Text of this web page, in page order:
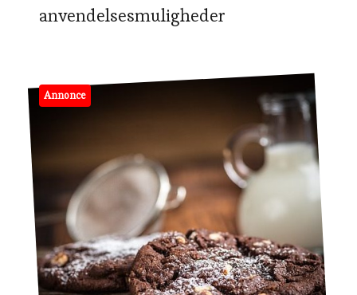
anvendelsesmuligheder
Annonce